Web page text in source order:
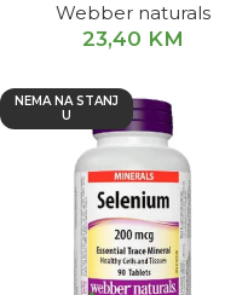
Webber naturals
23,40 KM
NEMA NA STANJ
U